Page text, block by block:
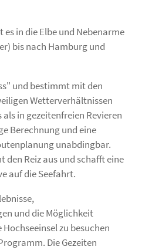
in die Elbe und Nebenarme
bis nach Hamburg und
und bestimmt mit den
Wetterverhältnissen
als in gezeitenfreien Revieren
Berechnung und eine
unabdingbar.
den Reiz aus und schafft eine
auf die Seefahrt.
und die Möglichkeit
zu besuchen
Die Gezeiten